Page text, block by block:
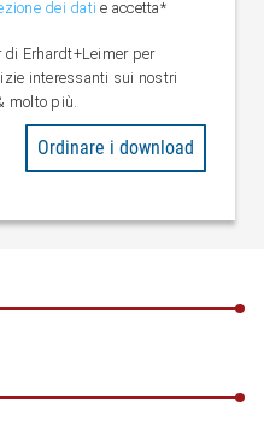
dei datie accetta*
Erhardt+Leimer per
interessanti sui nostri
molto più.
Ordinare i download